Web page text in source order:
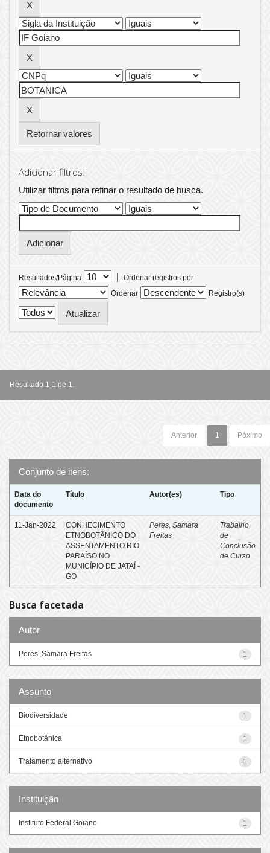
Retornar valores
Adicionar filtros:
Utilizar filtros para refinar o resultado de busca.
Resultados/Página |
Ordenar registros por
Ordenar
Registro(s)
Resultado 1-1 de 1.
Anterior 1 Póximo
Conjunto de itens:
Data do
documento
Título Autor(es) Tipo
11-Jan-2022
CONHECIMENTO
ETNOBOTÂNICO DO
ASSENTAMENTO RIO
PARAÍSO NO
MUNICÍPIO DE JATAÍ -
GO
Peres, Samara
Freitas
Trabalho
de
Conclusão
de Curso
Busca facetada
Autor
1
Peres, Samara Freitas
Assunto
1
Biodiversidade
1
Etnobotânica
1
Tratamento alternativo
Instituição
1
Instituto Federal Goiano